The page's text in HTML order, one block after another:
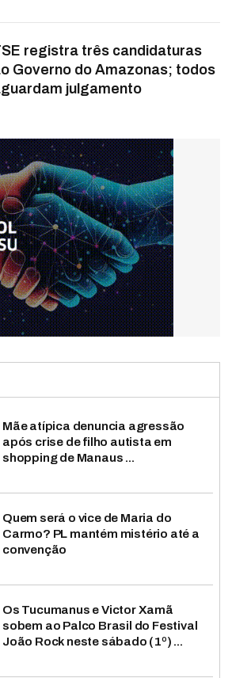
registra três candidaturas
Governo do Amazonas; todos
julgamento
Mãe atípica denuncia agressão
após crise de filho autista em
shopping de Manaus ...
Quem será o vice de Maria do
Carmo? PL mantém mistério até a
convenção
Os Tucumanus e Victor Xamã
sobem ao Palco Brasil do Festival
João Rock neste sábado (1º) ...